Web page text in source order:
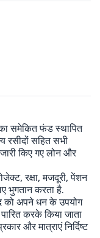
का समेकित फंड स्थापित
सहित सभी
किए गए लोन और
रक्षा, मजदूरी, पेंशन
भुगतान करता है.
को अपने धन के उपयोग
करके किया जाता
और मात्राएं निर्दिष्ट